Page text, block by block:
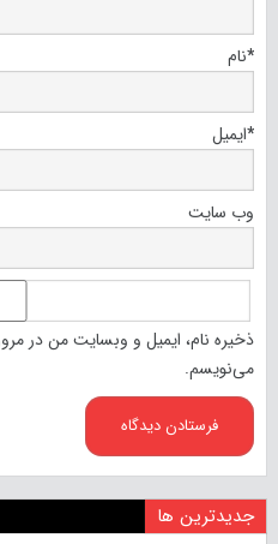
نام*
ایمیل*
وب‌ سایت
ذخیره نام، ایمیل و وبسایت من در
می‌نویسم.
جدیدترین ها